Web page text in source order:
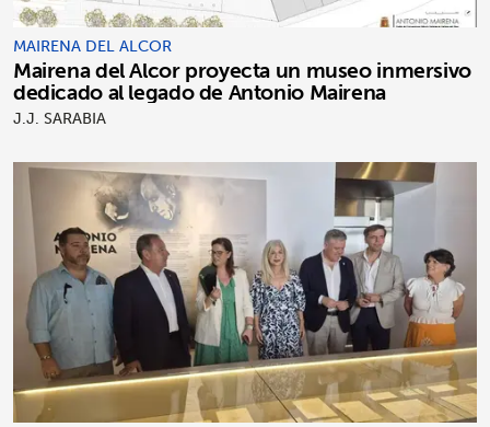
MAIRENA DEL ALCOR
Mairena del Alcor proyecta un museo inmersivo
dedicado al legado de Antonio Mairena
J.J. SARABIA